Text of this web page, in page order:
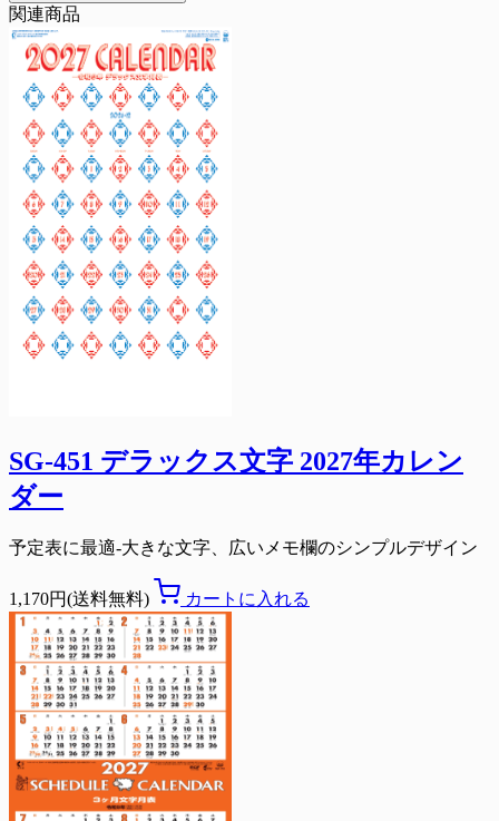
関連商品
SG-451 デラックス文字 2027年カレン
ダー
予定表に最適-大きな文字、広いメモ欄のシンプルデザイン
1,170円(送料無料) カートに入れる